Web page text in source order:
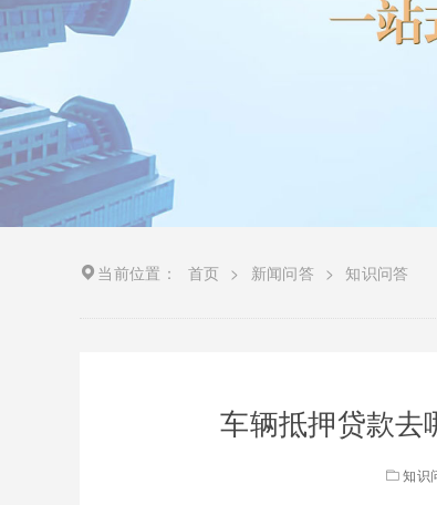
当前位置： 首页 > 新闻问答 > 知识问答
车辆抵押贷款去
知识